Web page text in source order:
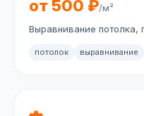
от 500 ₽/м²
Выравнивание потолка,
потолок выравнивание